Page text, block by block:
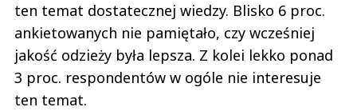
ten temat dostatecznej wiedzy. Blisko 6 proc.
ankietowanych nie pamiętało, czy wcześniej
jakość odzieży była lepsza. Z kolei lekko ponad
3 proc. respondentów w ogóle nie interesuje
ten temat.